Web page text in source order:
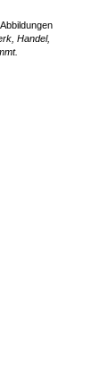
Handel,